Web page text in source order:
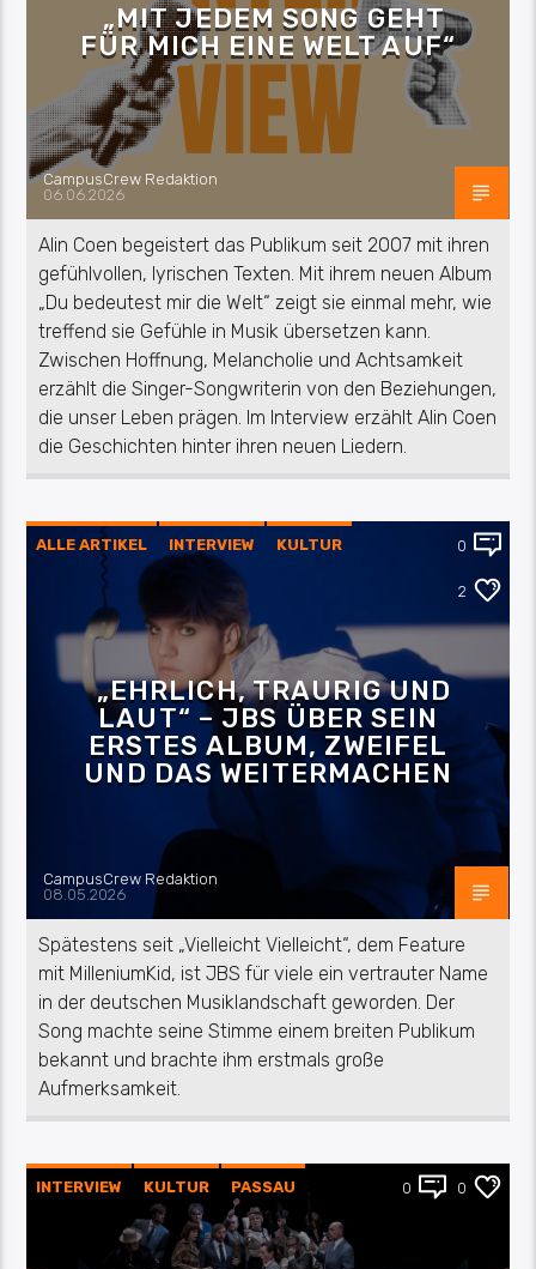
„MIT JEDEM SONG GEHT
FÜR MICH EINE WELT AUF“
CampusCrew Redaktion
06.06.2026
Alin Coen begeistert das Publikum seit 2007 mit ihren
gefühlvollen, lyrischen Texten. Mit ihrem neuen Album
„Du bedeutest mir die Welt“ zeigt sie einmal mehr, wie
treffend sie Gefühle in Musik übersetzen kann.
Zwischen Hoffnung, Melancholie und Achtsamkeit
erzählt die Singer-Songwriterin von den Beziehungen,
die unser Leben prägen. Im Interview erzählt Alin Coen
die Geschichten hinter ihren neuen Liedern.
ALLE ARTIKEL INTERVIEW KULTUR 0
2
„EHRLICH, TRAURIG UND
LAUT“ – JBS ÜBER SEIN
ERSTES ALBUM, ZWEIFEL
UND DAS WEITERMACHEN
CampusCrew Redaktion
08.05.2026
Spätestens seit „Vielleicht Vielleicht“, dem Feature
mit MilleniumKid, ist JBS für viele ein vertrauter Name
in der deutschen Musiklandschaft geworden. Der
Song machte seine Stimme einem breiten Publikum
bekannt und brachte ihm erstmals große
Aufmerksamkeit.
INTERVIEW KULTUR PASSAU 0 0